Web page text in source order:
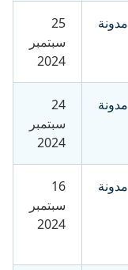
مدونة
25
سبتمبر
2024
مدونة
24
سبتمبر
2024
مدونة
16
سبتمبر
2024